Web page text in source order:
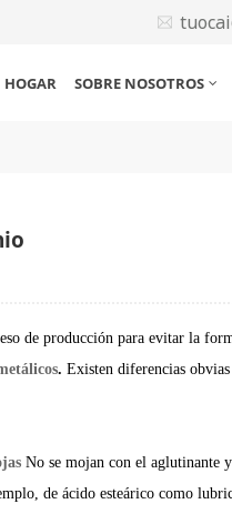
HOGAR SOBRE NOSOTROS
de producción para evitar la
. Existen diferencias obvias
No se mojan con el aglutinante
de ácido esteárico como